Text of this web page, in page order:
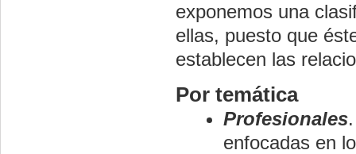
exponemos una
ellas, puesto que
establecen las
Por temática
Profesionales
enfocadas en